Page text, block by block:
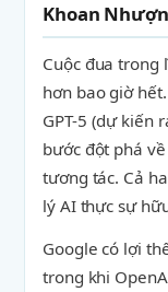
Khoan
Cuộc đua trong
hơn bao giờ
GPT-5 (dự kiến
bước đột phá
tương tác. Cả
lý AI thực sự
Google có lợi
trong khi